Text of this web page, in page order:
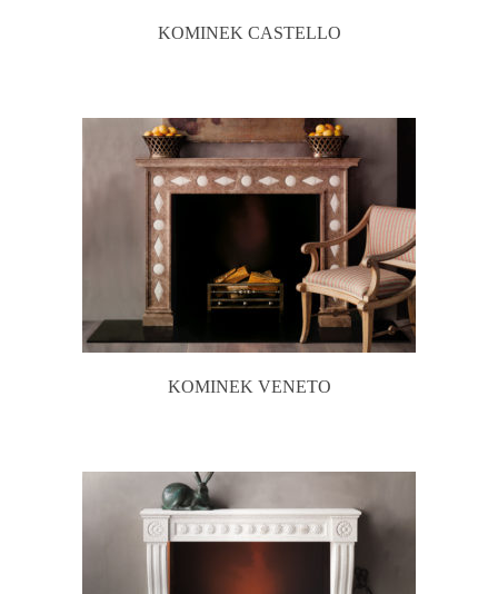
KOMINEK CASTELLO
KOMINEK VENETO